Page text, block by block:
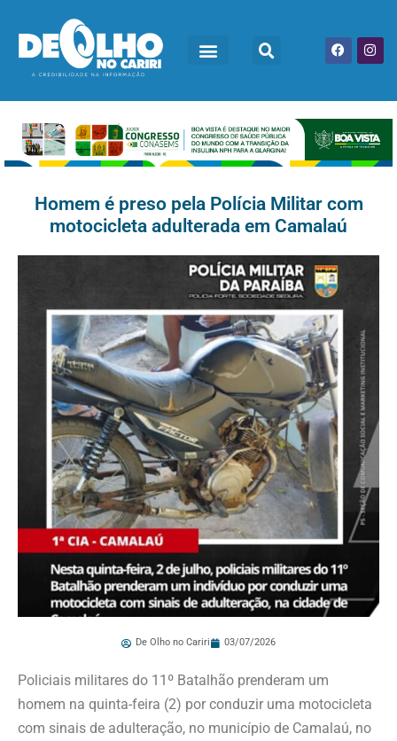
Homem é preso pela Polícia Militar com
motocicleta adulterada em Camalaú
De Olho no Cariri 03/07/2026
Policiais militares do 11º Batalhão prenderam um
homem na quinta-feira (2) por conduzir uma motocicleta
com sinais de adulteração, no município de Camalaú, no